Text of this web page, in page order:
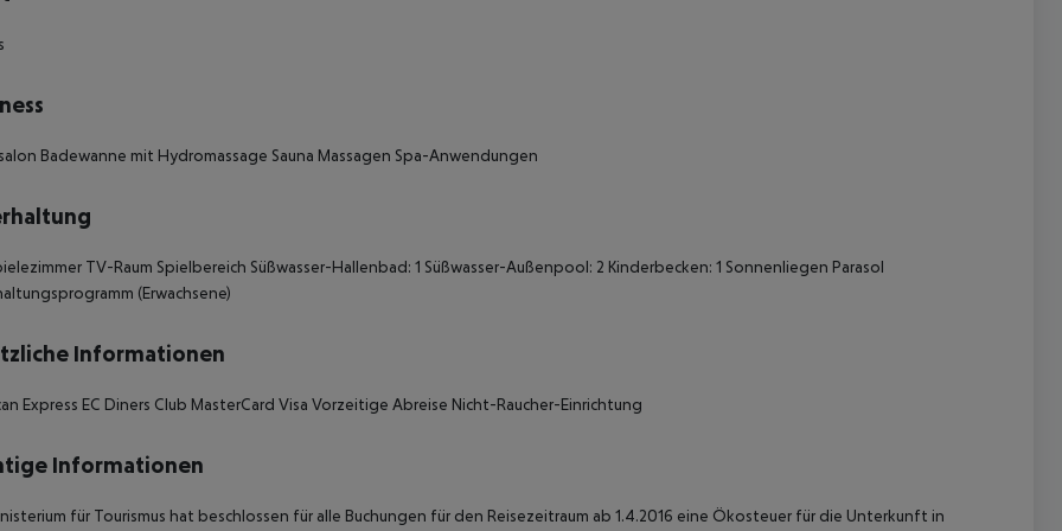
Badewanne mit Hydromassage Sauna Massagen Spa-Anwendungen
TV-Raum Spielbereich Süßwasser-Hallenbad: 1 Süßwasser-Außenpool: 2 Kinderbecken: 1 Sonnenliegen Parasol
(Erwachsene)
Informationen
Express EC Diners Club MasterCard Visa Vorzeitige Abreise Nicht-Raucher-Einrichtung
Informationen
für Tourismus hat beschlossen für alle Buchungen für den Reisezeitraum ab 1.4.2016 eine Ökosteuer für die Unterkunft in